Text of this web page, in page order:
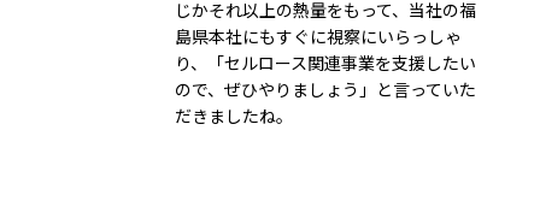
じかそれ以上の熱量をもって、当社の福
島県本社にもすぐに視察にいらっしゃ
り、「セルロース関連事業を支援したい
ので、ぜひやりましょう」と言っていた
だきましたね。